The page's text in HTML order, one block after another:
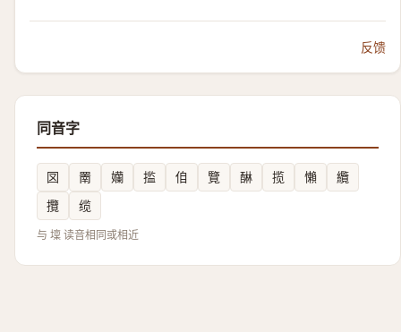
反馈
同音字
㘝 罱 孏 㨫 㑑 覽 醂 揽 懶
纜
攬
缆
与 壈 读音相同或相近